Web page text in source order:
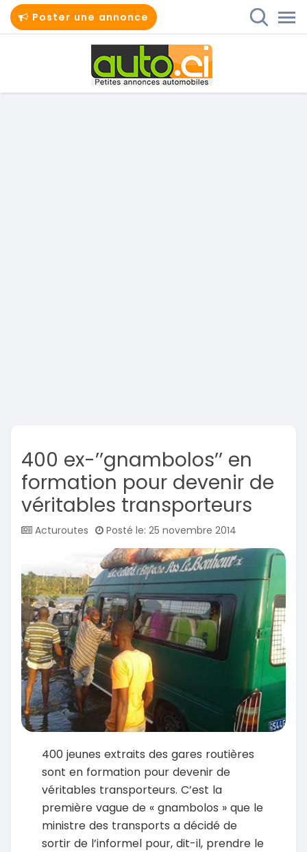
Poster une annonce
400 ex-’’gnambolos’’ en
formation pour devenir de
véritables transporteurs
Acturoutes Posté le: 25 novembre 2014
400 jeunes extraits des gares routières
sont en formation pour devenir de
véritables transporteurs. C’est la
première vague de « gnambolos » que le
ministre des transports a décidé de
sortir de l’informel pour, dit-il, prendre le